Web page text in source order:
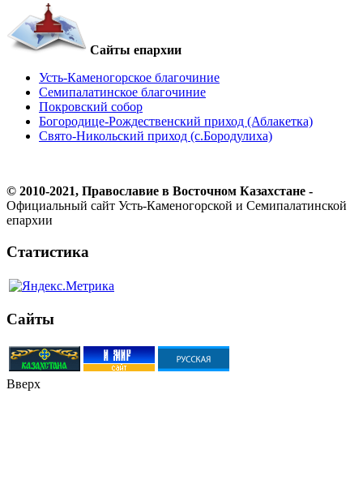
Сайты епархии
Усть-Каменогорское благочиние
Семипалатинское благочиние
Покровский собор
Богородице-Рождественский приход (Аблакетка)
Свято-Никольский приход (с.Бородулиха)
© 2010-2021, Православие в Восточном Казахстане -
Официальный сайт Усть-Каменогорской и Семипалатинской
епархии
Статистика
Сайты
Вверх